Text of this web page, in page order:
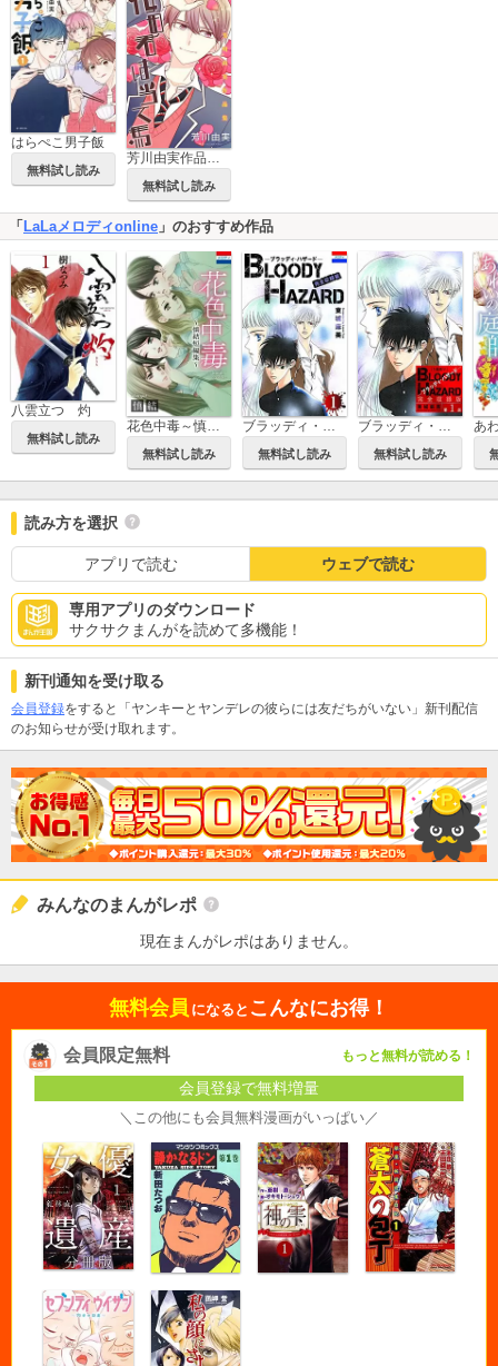
はらぺこ男子飯
無料試し読み
芳川由実作品集「桜田君は当て馬」
無料試し読み
「 LaLaメロディonline 」のおすすめ作品
八雲立つ 灼
無料試し読み
無料試し読み 無料試し読み 無料試し読み
あ
読み方を選択
アプリで読む ウェブで読む
専用アプリのダウンロード
サクサクまんがを読めて多機能！
新刊通知を受け取る
会員登録をすると「ヤンキーとヤンデレの彼らには友だちがいない」新刊配信
のお知らせが受け取れます。
みんなのまんがレポ
現在まんがレポはありません。
無料会員 になると こんなにお得！
会員限定無料 もっと無料が読める！
会員登録で無料増量
＼この他にも会員無料漫画がいっぱい／